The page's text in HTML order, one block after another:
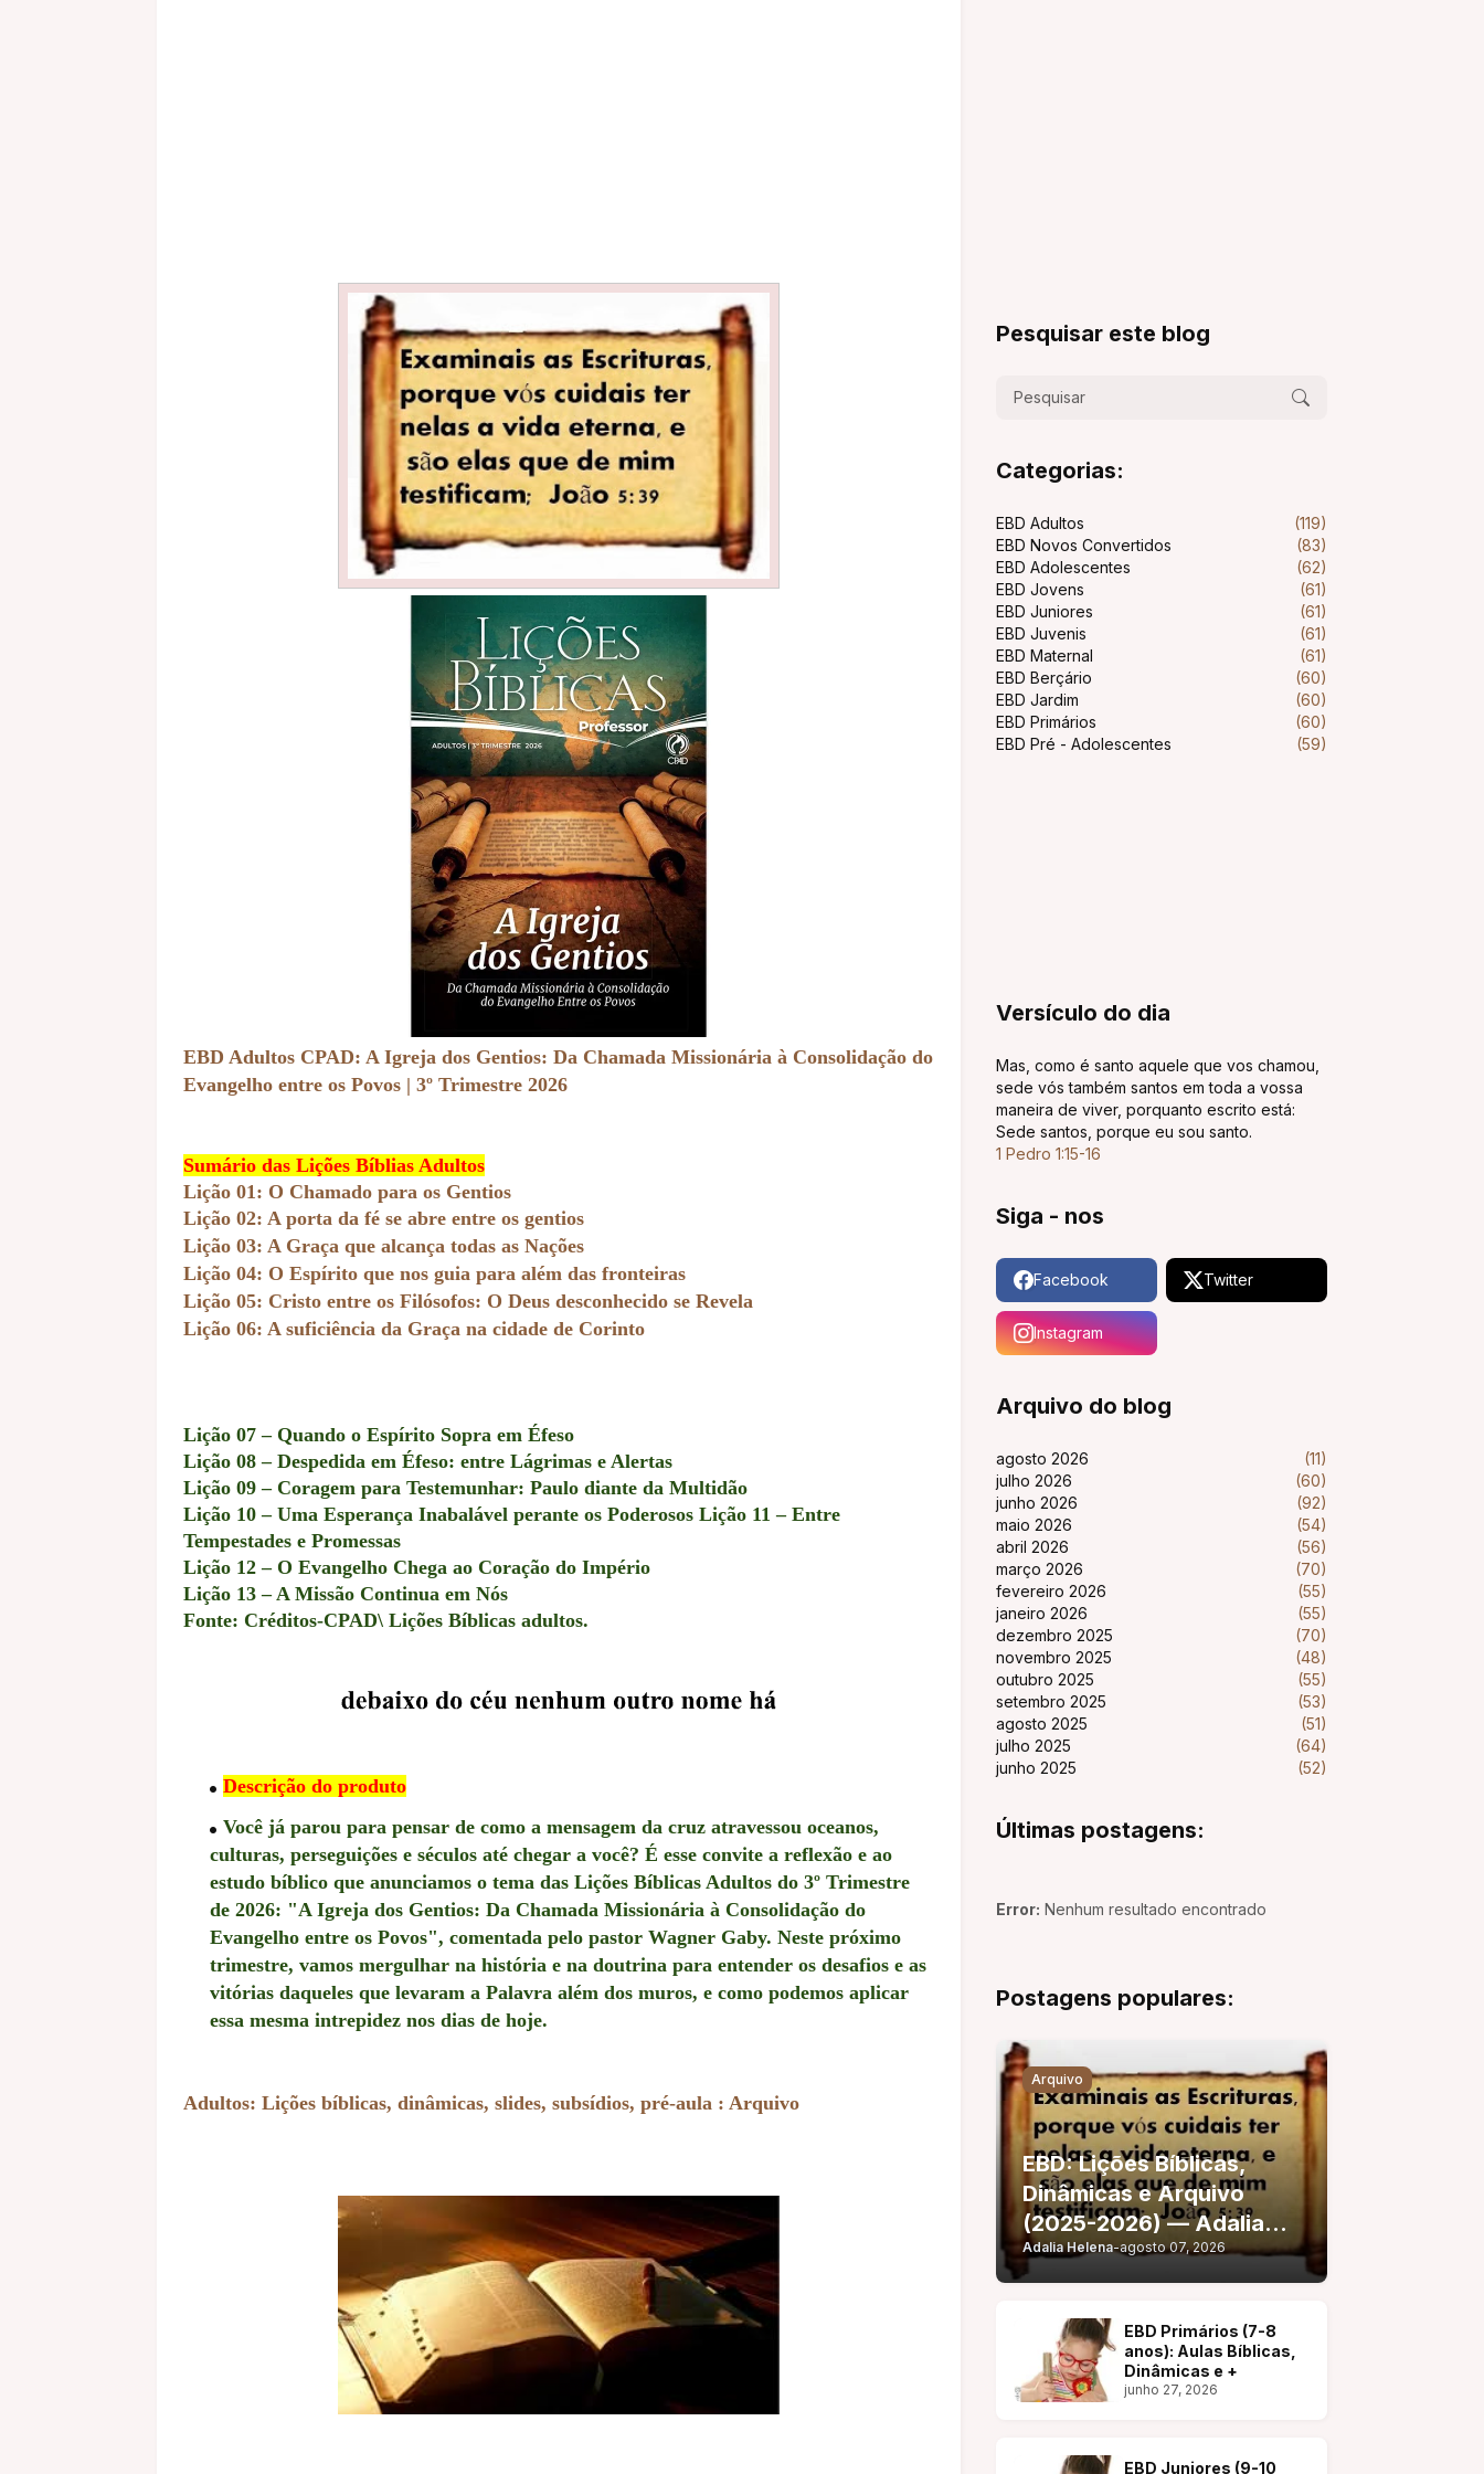
EBD Adultos CPAD: A Igreja dos Gentios: Da Chamada Missionária à Consolidação do
Evangelho entre os Povos | 3º Trimestre 2026
Sumário das Lições Bíblias Adultos
Lição 01: O Chamado para os Gentios
Lição 02: A porta da fé se abre entre os gentios
Lição 03: A Graça que alcança todas as Nações
Lição 04: O Espírito que nos guia para além das fronteiras
Lição 05: Cristo entre os Filósofos: O Deus desconhecido se Revela
Lição 06: A suficiência da Graça na cidade de Corinto
Lição 07 – Quando o Espírito Sopra em Éfeso
Lição 08 – Despedida em Éfeso: entre Lágrimas e Alertas
Lição 09 – Coragem para Testemunhar: Paulo diante da Multidão
Lição 10 – Uma Esperança Inabalável perante os Poderosos Lição 11 – Entre
Tempestades e Promessas
Lição 12 – O Evangelho Chega ao Coração do Império
Lição 13 – A Missão Continua em Nós
Fonte: Créditos-CPAD\ Lições Bíblicas adultos.
Descrição do produto
Você já parou para pensar de como a mensagem da cruz atravessou oceanos,
culturas, perseguições e séculos até chegar a você? É esse convite a reflexão e ao
estudo bíblico que anunciamos o tema das Lições Bíblicas Adultos do 3º Trimestre
de 2026: "A Igreja dos Gentios: Da Chamada Missionária à Consolidação do
Evangelho entre os Povos", comentada pelo pastor Wagner Gaby. Neste próximo
trimestre, vamos mergulhar na história e na doutrina para entender os desafios e as
vitórias daqueles que levaram a Palavra além dos muros, e como podemos aplicar
essa mesma intrepidez nos dias de hoje.
Adultos: Lições bíblicas, dinâmicas, slides, subsídios, pré-aula : Arquivo
Pesquisar este blog
Categorias:
EBD Adultos
(119)
EBD Novos Convertidos
(83)
EBD Adolescentes
(62)
EBD Jovens
(61)
EBD Juniores
(61)
EBD Juvenis
(61)
EBD Maternal
(61)
EBD Berçário
(60)
EBD Jardim
(60)
EBD Primários
(60)
EBD Pré - Adolescentes
(59)
Versículo do dia
Mas, como é santo aquele que vos chamou,
sede vós também santos em toda a vossa
maneira de viver, porquanto escrito está:
Sede santos, porque eu sou santo.
1 Pedro 1:15-16
Siga - nos
Facebook Twitter
Instagram
Arquivo do blog
agosto 2026
(11)
julho 2026
(60)
junho 2026
(92)
maio 2026
(54)
abril 2026
(56)
março 2026
(70)
fevereiro 2026
(55)
janeiro 2026
(55)
dezembro 2025
(70)
novembro 2025
(48)
outubro 2025
(55)
setembro 2025
(53)
agosto 2025
(51)
julho 2025
(64)
junho 2025
(52)
Últimas postagens:
Error: Nenhum resultado encontrado
Postagens populares:
Arquivo
EBD: Lições Bíblicas,
Dinâmicas e Arquivo
(2025-2026) — Adalia
Helena
Adalia Helena-agosto 07, 2026
EBD Primários (7-8
anos): Aulas Bíblicas,
Dinâmicas e +
junho 27, 2026
EBD Juniores (9-10